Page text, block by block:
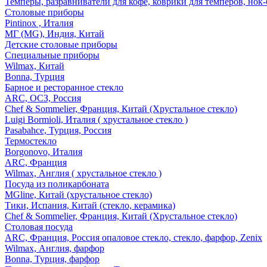
Столовые приборы
Pintinox , Италия
МГ (MG), Индия, Китай
Детские столовые приборы
Специальные приборы
Wilmax, Китай
Bonna, Турция
Барное и ресторанное стекло
ARC, ОСЗ, Россия
Chef & Sommelier, Франция, Китай (Хрустальное стекло)
Luigi Bormioli, Италия ( хрустальное стекло )
Pasabahce, Турция, Россия
Термостекло
Borgonovo, Италия
ARC, Франция
Wilmax, Англия ( хрустальное стекло )
Посуда из поликарбоната
MGline, Китай (хрустальное стекло)
Тики, Испания, Китай (стекло, керамика)
Chef & Sommelier, Франция, Китай (Хрустальное стекло)
Столовая посуда
ARC, Франция, Россия опаловое стекло, стекло, фарфор, Zenix
Wilmax, Англия, фарфор
Bonna, Турция, фарфор